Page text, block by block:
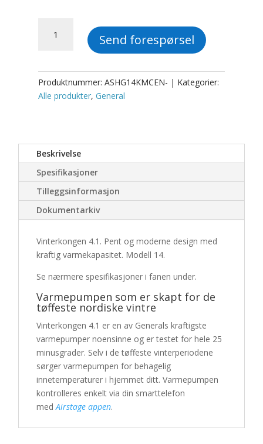
General
(Nordisk)
Wi-
–
Vinterkongen
4.1
-
Modell
14
farge)
antall
Send forespørsel
Produktnummer: ASHG14KMCEN-
Kategorier:
Alle produkter, General
Beskrivelse
Spesifikasjoner
Tilleggsinformasjon
Dokumentarkiv
Vinterkongen 4.1. Pent og moderne design med
kraftig varmekapasitet. Modell 14.
Se nærmere spesifikasjoner i fanen under.
Varmepumpen som er skapt for de
tøffeste nordiske vintre
Vinterkongen 4.1 er en av Generals kraftigste
varmepumper noensinne og er testet for hele 25
minusgrader. Selv i de tøffeste vinterperiodene
sørger varmepumpen for behagelig
innetemperaturer i hjemmet ditt. Varmepumpen
kontrolleres enkelt via din smarttelefon
medAirstage appen.